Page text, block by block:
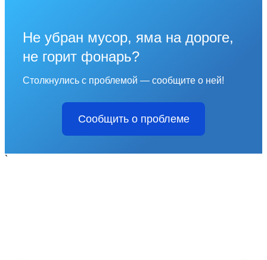
Не убран мусор, яма на дороге,
не горит фонарь?
Столкнулись с проблемой — сообщите о ней!
Сообщить о проблеме
`